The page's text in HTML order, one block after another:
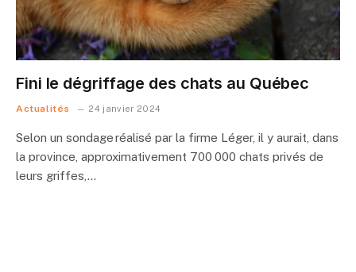
Fini le dégriffage des chats au Québec
Actualités 24 janvier 2024
Selon un sondage réalisé par la firme Léger, il y aurait, dans
la province, approximativement 700 000 chats privés de
leurs griffes,…